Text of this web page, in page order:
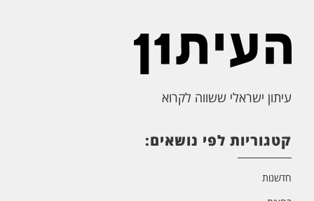
עיתון ישראלי ששווה לקרוא
קטגוריות לפי נושאים:
חדשנות